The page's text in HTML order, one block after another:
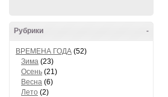
-
Рубрики
ВРЕМЕНА ГОДА (52)
Зима (23)
Осень (21)
Весна (6)
Лето (2)